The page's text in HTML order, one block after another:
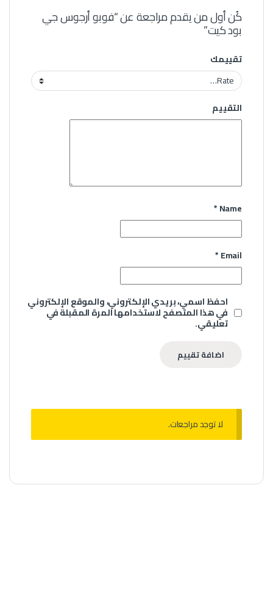
كُن أول من يقدم مراجعة عن “فوبو أرجوس جي
بود كيت”
تقييمك
التقييم
Name
*
Email
*
احفظ اسمي، بريدي الإلكتروني، والموقع الإلكتروني
في هذا المتصفح لاستخدامها المرة المقبلة في
تعليقي.
لا توجد مراجعات.